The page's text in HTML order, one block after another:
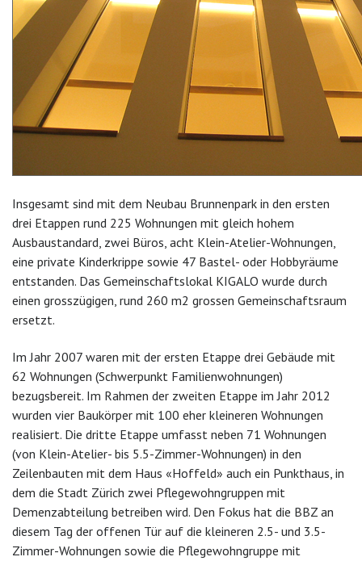
Insgesamt sind mit dem Neubau Brunnenpark in den ersten
drei Etappen rund 225 Wohnungen mit gleich hohem
Ausbaustandard, zwei Büros, acht Klein-Atelier-Wohnungen,
eine private Kinderkrippe sowie 47 Bastel- oder Hobbyräume
entstanden. Das Gemeinschaftslokal KIGALO wurde durch
einen grosszügigen, rund 260 m2 grossen Gemeinschaftsraum
ersetzt.
Im Jahr 2007 waren mit der ersten Etappe drei Gebäude mit
62 Wohnungen (Schwerpunkt Familienwohnungen)
bezugsbereit. Im Rahmen der zweiten Etappe im Jahr 2012
wurden vier Baukörper mit 100 eher kleineren Wohnungen
realisiert. Die dritte Etappe umfasst neben 71 Wohnungen
(von Klein-Atelier- bis 5.5-Zimmer-Wohnungen) in den
Zeilenbauten mit dem Haus «Hoffeld» auch ein Punkthaus, in
dem die Stadt Zürich zwei Pflegewohngruppen mit
Demenzabteilung betreiben wird. Den Fokus hat die BBZ an
diesem Tag der offenen Tür auf die kleineren 2.5- und 3.5-
Zimmer-Wohnungen sowie die Pflegewohngruppe mit